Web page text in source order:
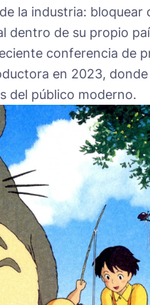
la industria: bloquear
dentro de su propio
conferencia de
en 2023,
del público moderno.